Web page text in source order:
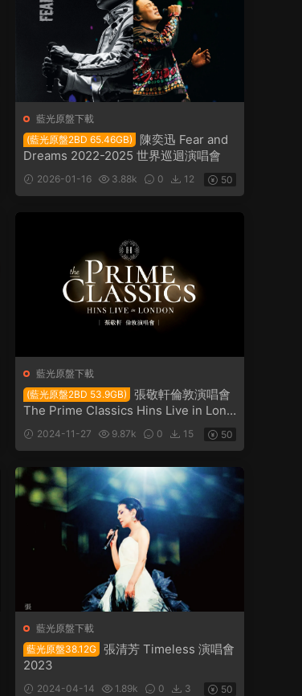
藍光原盤下載
(藍光原盤2BD 65.46GB)
陳奕迅 Fear and
Dreams 2022-2025 世界巡迴演唱會
2026-01-16 3.88k 0 12 50
藍光原盤下載
(藍光原盤2BD 53.9GB)
張敬軒倫敦演唱會
The Prime Classics Hins Live in Lond
on 2023
2024-11-27 9.87k 0 15 50
藍光原盤下載
藍光原盤38.12G 張清芳 Timeless 演唱會
2023
2024-04-14 1.89k 0 3 50